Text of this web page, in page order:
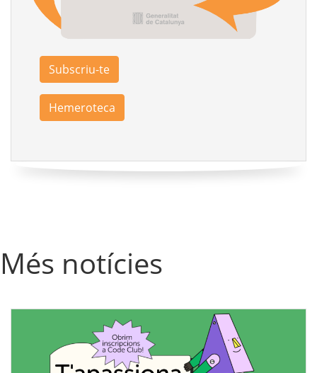
Subscriu-te
Hemeroteca
Més notícies